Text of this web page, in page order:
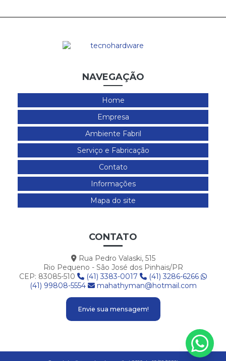
NAVEGAÇÃO
Home
Empresa
Ambiente Fabril
Serviço e Fabricação
Contato
Informações
Mapa do site
CONTATO
Rua Pedro Valaski, 515
Rio Pequeno - São José dos Pinhais/PR
CEP: 83085-510
(41) 3383-0017
(41) 3286-6266
(41) 99808-5554
mahathyman@hotmail.com
Envie sua mensagem!